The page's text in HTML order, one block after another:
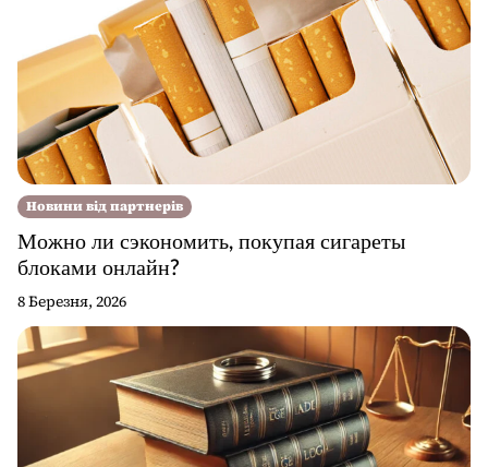
Новини від партнерів
Можно ли сэкономить, покупая сигареты
блоками онлайн?
8 Березня, 2026